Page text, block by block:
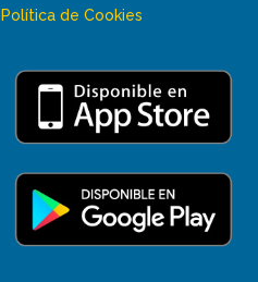
Política de Cookies